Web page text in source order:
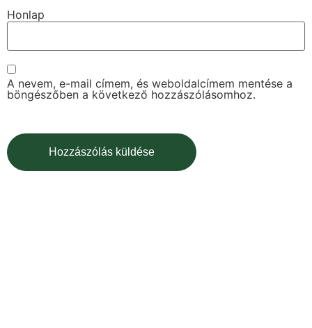
Honlap
A nevem, e-mail címem, és weboldalcímem mentése a
böngészőben a következő hozzászólásomhoz.